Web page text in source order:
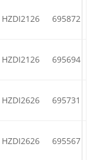
HZDI2126 695872
HZDI2126 695694
HZDI2626 695731
HZDI2626 695567